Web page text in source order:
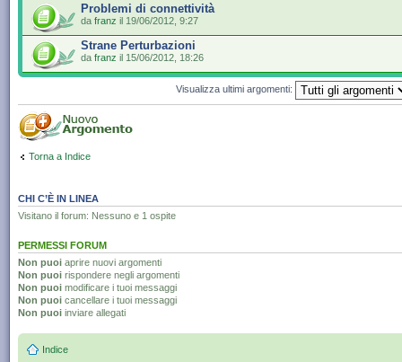
Problemi di connettività
da franz il 19/06/2012, 9:27
Strane Perturbazioni
da franz il 15/06/2012, 18:26
Visualizza ultimi argomenti:
Torna a Indice
CHI C’È IN LINEA
Visitano il forum: Nessuno e 1 ospite
PERMESSI FORUM
Non puoi aprire nuovi argomenti
Non puoi rispondere negli argomenti
Non puoi modificare i tuoi messaggi
Non puoi cancellare i tuoi messaggi
Non puoi inviare allegati
Indice